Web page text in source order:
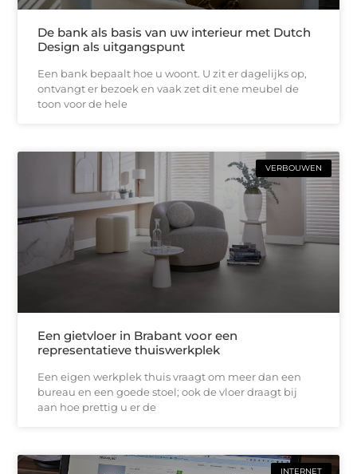
De bank als basis van uw interieur met Dutch
Design als uitgangspunt
Een bank bepaalt hoe u woont. U zit er dagelijks op,
ontvangt er bezoek en vaak zet dit ene meubel de
toon voor de hele
VERBOUWEN
Een gietvloer in Brabant voor een
representatieve thuiswerkplek
Een eigen werkplek thuis vraagt om meer dan een
bureau en een goede stoel; ook de vloer draagt bij
aan hoe prettig u er de
INTERNET